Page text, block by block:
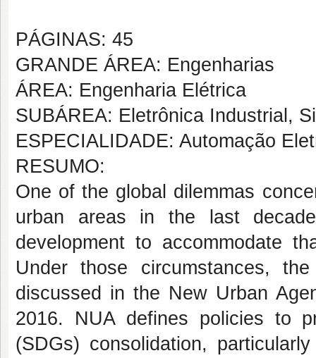
PÁGINAS: 45
GRANDE ÁREA: Engenharias
ÁREA: Engenharia Elétrica
SUBÁREA: Eletrônica Industrial,
ESPECIALIDADE: Automação
RESUMO:
One of the global dilemmas
urban areas in the last
development to accommodate
Under those circumstances,
discussed in the New Urban
2016. NUA defines policies to
(SDGs) consolidation,